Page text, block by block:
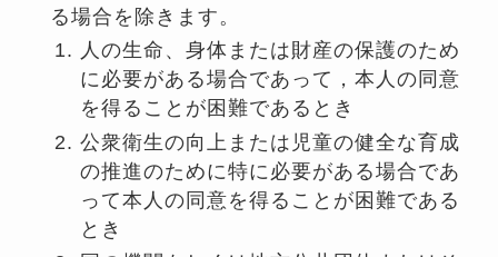
る場合を除きます。
人の生命、身体または財産の保護のため
に必要がある場合であって，本人の同意
を得ることが困難であるとき
公衆衛生の向上または児童の健全な育成
の推進のために特に必要がある場合であ
って本人の同意を得ることが困難である
とき